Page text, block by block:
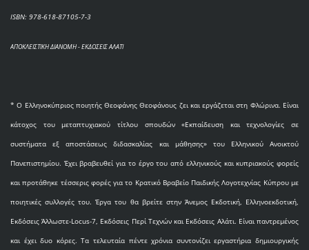
ISBN: 978-618-87105-7-3
ΑΠΟΚΛΕΙΣΤΙΚΗ ΔΙΑΝΟΜΗ - ΕΚΔΟΣΕΙΣ ΑΛΑΤΙ
* O Eλληνοκύπριος ποιητής Θεοφάνης Θεοφάνους ζει και εργάζεται στη Φλώρινα. Είναι
κάτοχος του μεταπτυχιακού τίτλου σπουδών «Εκπαίδευση και τεχνολογίες σε
συστήματα εξ αποστάσεως διδασκαλίας και μάθησης» του Ελληνικού Ανοικτού
Πανεπιστημίου. Έχει βραβευθεί για το έργο του από ελληνικούς και κυπριακούς φορείς
και προτάθηκε τέσσερις φορές για το Κρατικό Βραβείο Παιδικής Λογοτεχνίας Κύπρου με
ποιητικές συλλογές του. Έργα του θα βρείτε στην Άνεμος Εκδοτική, Ελληνοεκδοτική,
Εκδόσεις Άλλωστε-Locus-7, Εκδόσεις Περί Τεχνών και Εκδόσεις Αλάτι. Είναι παντρεμένος
και έχει δυο κόρες. Τα τελευταία πέντε χρόνια συντονίζει εργαστήρια δημιουργικής